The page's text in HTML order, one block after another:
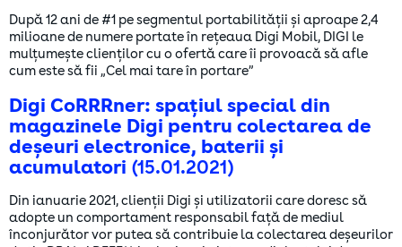
După 12 ani de #1 pe segmentul portabilității și aproape 2,4
milioane de numere portate în rețeaua Digi Mobil, DIGI le
mulțumește clienților cu o ofertă care îi provoacă să afle
cum este să fii „Cel mai tare în portare”
Digi CoRRRner: spațiul special din
magazinele Digi pentru colectarea de
deșeuri electronice, baterii și
acumulatori (15.01.2021)
Din ianuarie 2021, clienții Digi și utilizatorii care doresc să
adopte un comportament responsabil față de mediul
înconjurător vor putea să contribuie la colectarea deșeurilor
Aceste date sunt necesare pentru funcționarea website-ului,
spre exemplu pentru a ține minte datele de logare, pentru a
putea utiliza coșul de cumpărături, pentru o încărcare mai
rapidă sau pentru randarea conținutului la rezoluția
corespunzătoare și pentru a număra accesările. Prin aceste
cookie-uri încercăm să îți oferim o experiență lipsită de
întreruperi și deplin sigură.
Vizualizarea modulelor cookie necesare
Vă rugăm să alegeţi care dintre fişierele cookie de mai jos
doriţi să fie utilizate în ce vă priveşte.
COOKIE-URI DE ANALIZA